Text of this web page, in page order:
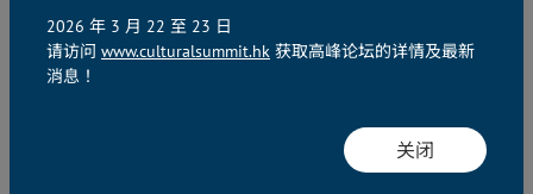
中心项目主管
体及亚太地区首席策展人
2026 年 3 月 22 至 23 日
请访问 www.culturalsummit.hk 获取高峰论坛的详情及最新
消息！
关闭